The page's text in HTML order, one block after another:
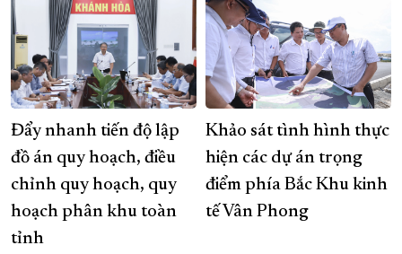
Đẩy nhanh tiến độ lập
đồ án quy hoạch, điều
chỉnh quy hoạch, quy
hoạch phân khu toàn
tỉnh
Khảo sát tình hình thực
hiện các dự án trọng
điểm phía Bắc Khu kinh
tế Vân Phong